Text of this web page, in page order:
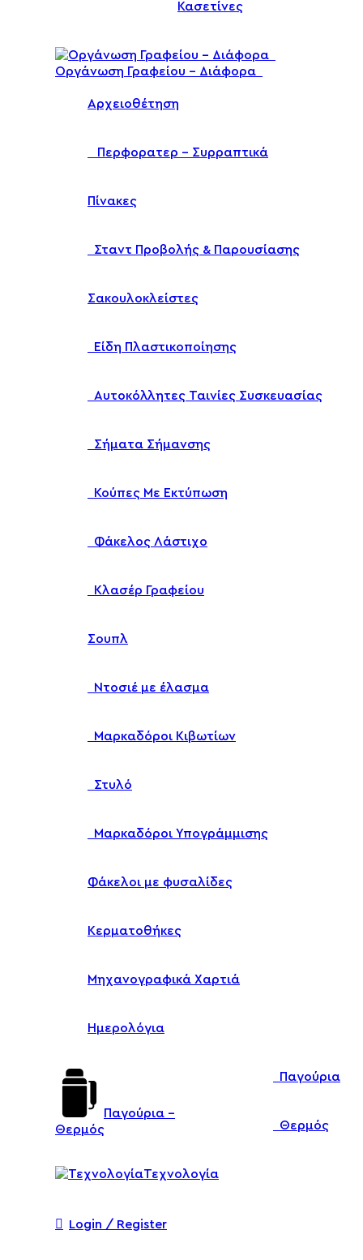
Κασετίνες
Οργάνωση Γραφείου – Διάφορα
Αρχειοθέτηση
Περφορατερ – Συρραπτικά
Πίνακες
Σταντ Προβολής & Παρουσίασης
Σακουλοκλείστες
Είδη Πλαστικοποίησης
Αυτοκόλλητες Ταινίες Συσκευασίας
Σήματα Σήμανσης
Κούπες Με Εκτύπωση
Φάκελος Λάστιχο
Κλασέρ Γραφείου
Σουπλ
Ντοσιέ με έλασμα
Μαρκαδόροι Κιβωτίων
Στυλό
Μαρκαδόροι Υπογράμμισης
Φάκελοι με φυσαλίδες
Κερματοθήκες
Μηχανογραφικά Χαρτιά
Ημερολόγια
Παγούρια –
Θερμός
Παγούρια
Θερμός
Τεχνολογία
Login / Register